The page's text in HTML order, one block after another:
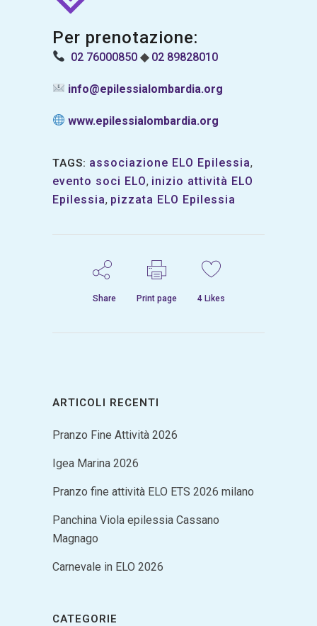
Per prenotazione:
02 76000850 ◆ 02 89828010
info@epilessialombardia.org
www.epilessialombardia.org
TAGS: associazione ELO Epilessia,
evento soci ELO, inizio attività ELO
Epilessia, pizzata ELO Epilessia
Share Print page 4Likes
ARTICOLI RECENTI
Pranzo Fine Attività 2026
Igea Marina 2026
Pranzo fine attività ELO ETS 2026 milano
Panchina Viola epilessia Cassano
Magnago
Carnevale in ELO 2026
CATEGORIE